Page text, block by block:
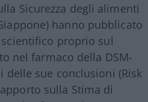
Sicurezza degli alimenti
hanno pubblicato
proprio sul
nel farmaco della DSM-
delle sue conclusioni (Risk
sulla Stima di